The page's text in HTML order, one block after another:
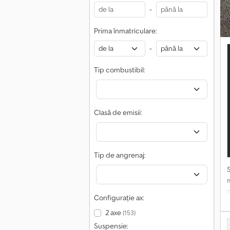
-
Prima înmatriculare:
-
Tip combustibil:
Clasă de emisii:
Tip de angrenaj:
Configurație ax:
2 axe(153)
Suspensie: